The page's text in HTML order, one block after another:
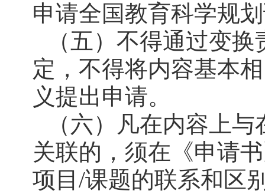
申请全国教育科学规
（五）不得通过变
定，不得将内容基本
义提出申请。
（六）凡在内容上
关联的，须在《申请
项目/课题的联系和区